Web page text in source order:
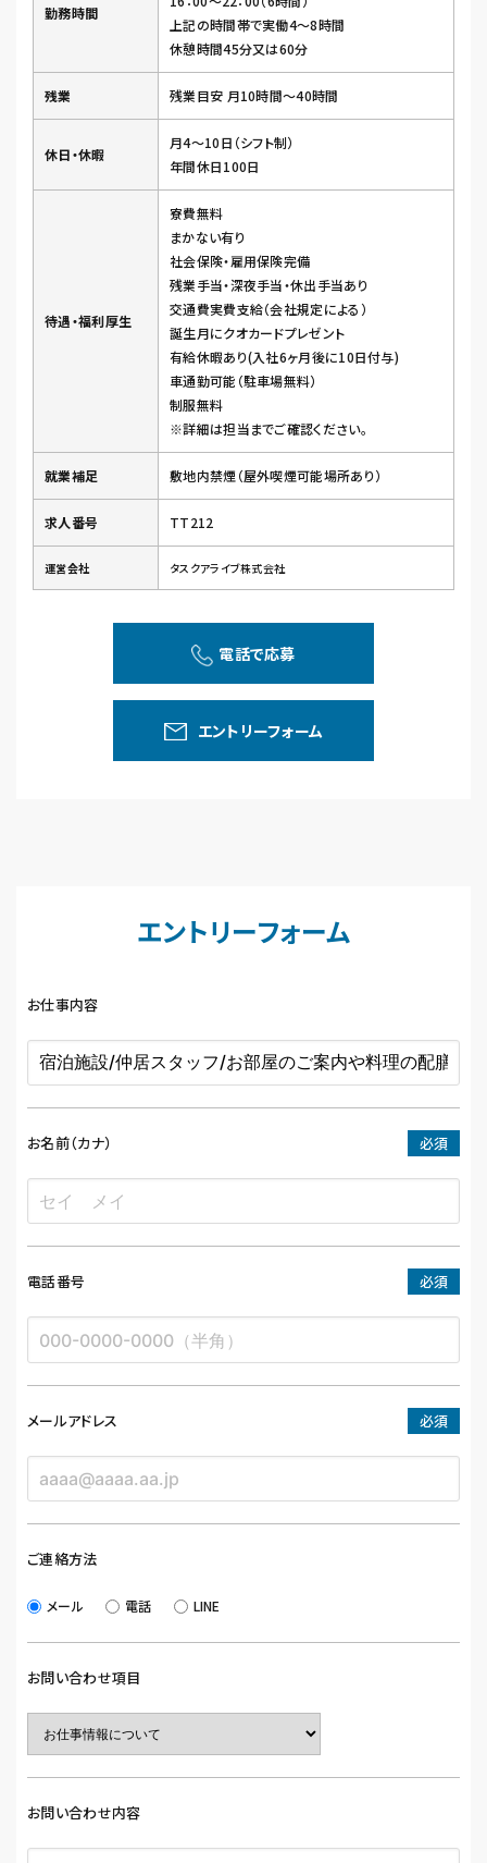
勤務時間
上記の時間帯で実働4～8時間
休憩時間45分又は60分
残業 残業目安 月10時間～40時間
休日・休暇
月4～10日（シフト制）
年間休日100日
待遇・福利厚生
寮費無料
まかない有り
社会保険・雇用保険完備
残業手当・深夜手当・休出手当あり
交通費実費支給（会社規定による）
誕生月にクオカードプレゼント
有給休暇あり(入社6ヶ月後に10日付与)
車通勤可能（駐車場無料）
制服無料
※詳細は担当までご確認ください。
就業補足 敷地内禁煙（屋外喫煙可能場所あり）
求人番号 TT212
運営会社 タスクアライブ株式会社
電話で応募
エントリーフォーム
エントリーフォーム
お仕事内容
お名前（カナ） 必須
電話番号 必須
メールアドレス 必須
ご連絡方法
メール 電話 LINE
お問い合わせ項目
お問い合わせ内容